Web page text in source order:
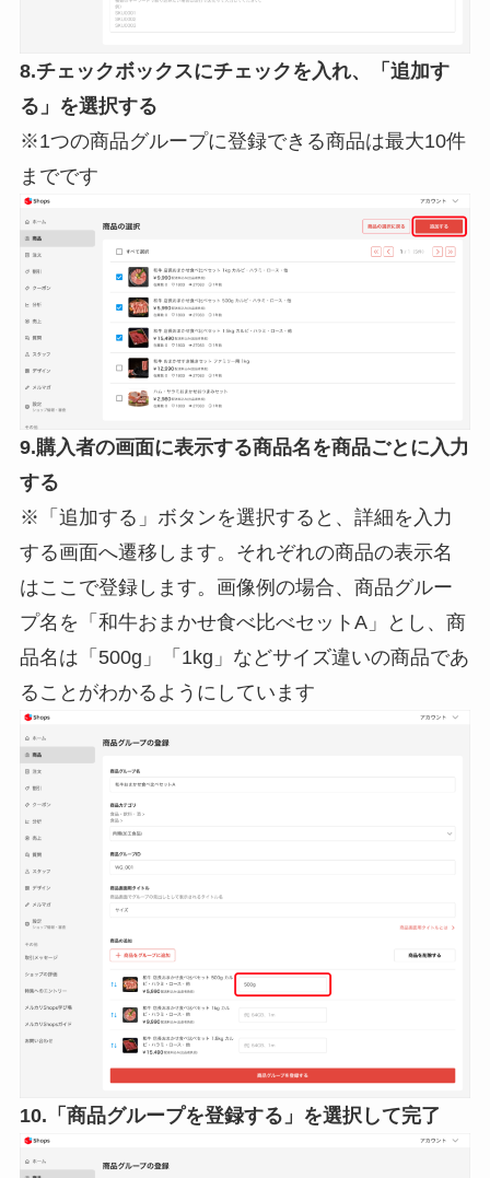
8.チェックボックスにチェックを入れ、「追加す
る」を選択する
※1つの商品グループに登録できる商品は最大10件
までです
9.購入者の画面に表示する商品名を商品ごとに入力
する
※「追加する」ボタンを選択すると、詳細を入力
する画面へ遷移します。それぞれの商品の表示名
はここで登録します。画像例の場合、商品グルー
プ名を「和牛おまかせ食べ比べセットA」とし、商
品名は「500g」「1kg」などサイズ違いの商品であ
ることがわかるようにしています
10.「商品グループを登録する」を選択して完了